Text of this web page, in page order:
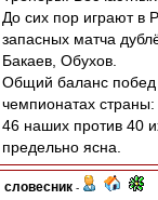
До сих пор играют в
запасных матча
Бакаев, Обухов.
Общий баланс побед
чемпионатах страны:
46 наших против 40
предельно ясна.
словесник -